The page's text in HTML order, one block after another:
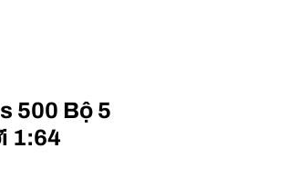
500 Bộ 5
1:64